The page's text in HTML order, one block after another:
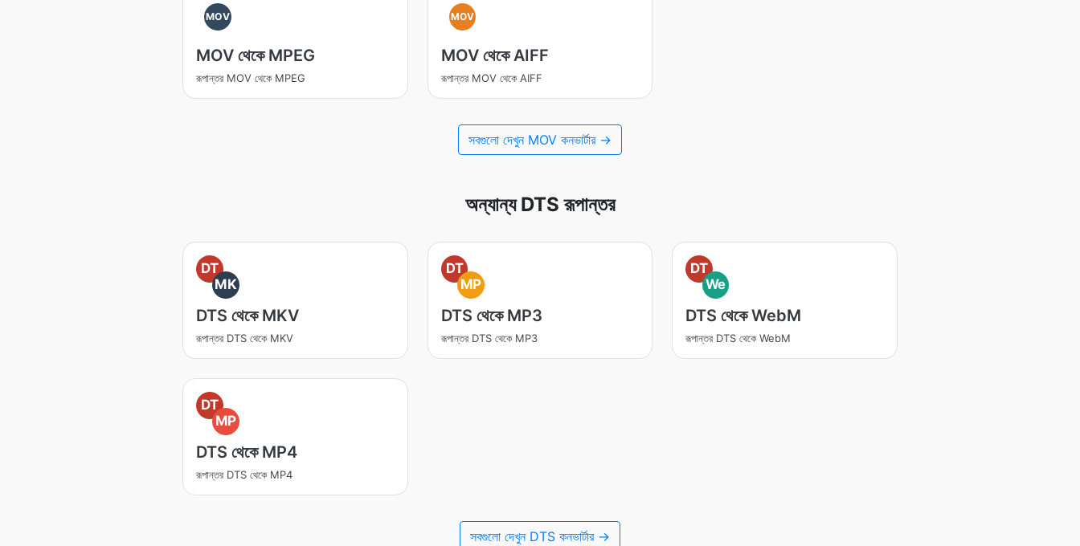
MOV
MOV থেকে MPEG
রূপান্তর MOV থেকে MPEG
MOV
MOV থেকে AIFF
রূপান্তর MOV থেকে AIFF
সবগুলো দেখুন MOV কনভার্টার →
অন্যান্য DTS রূপান্তর
DT
MK
DTS থেকে MKV
রূপান্তর DTS থেকে MKV
DT
MP
DTS থেকে MP3
রূপান্তর DTS থেকে MP3
DT
We
DTS থেকে WebM
রূপান্তর DTS থেকে WebM
DT
MP
DTS থেকে MP4
রূপান্তর DTS থেকে MP4
সবগুলো দেখুন DTS কনভার্টার →